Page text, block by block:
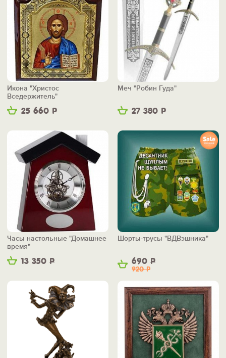
25 660 Р
Икона "Христос
Вседержитель"
27 380 Р
Меч "Робин Гуда"
13 350 Р
Часы настольные "Домашнее
время"
690 Р
920Р
Шорты-трусы "ВДВэшника"